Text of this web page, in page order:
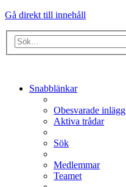
Gå direkt till innehåll
Snabblänkar
Obesvarade inlägg
Aktiva trådar
Sök
Medlemmar
Teamet